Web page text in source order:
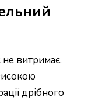
витримає.
дрібного